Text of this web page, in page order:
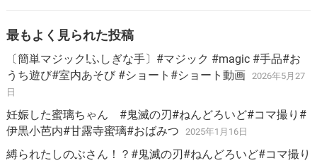
最もよく見られた投稿
〔簡単マジック!ふしぎな手〕#マジック #magic #手品#お
うち遊び#室内あそび #ショート#ショート動画
2026年5月27
日
妊娠した蜜璃ちゃん #鬼滅の刃#ねんどろいど#コマ撮り#
伊黒小芭内#甘露寺蜜璃#おばみつ
2025年1月16日
縛られたしのぶさん！？#鬼滅の刃#ねんどろいど#コマ撮り